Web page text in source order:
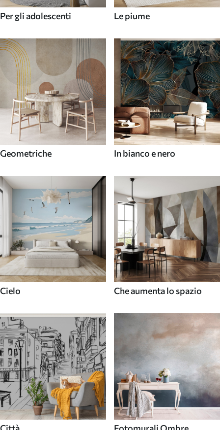
Per gli adolescenti Le piume
Geometriche In bianco e nero
Cielo Che aumenta lo spazio